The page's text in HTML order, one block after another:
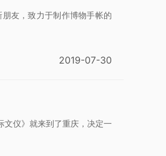
友，致力于制作博物手帐的
2019-07-30
文仪》就来到了重庆，决定一